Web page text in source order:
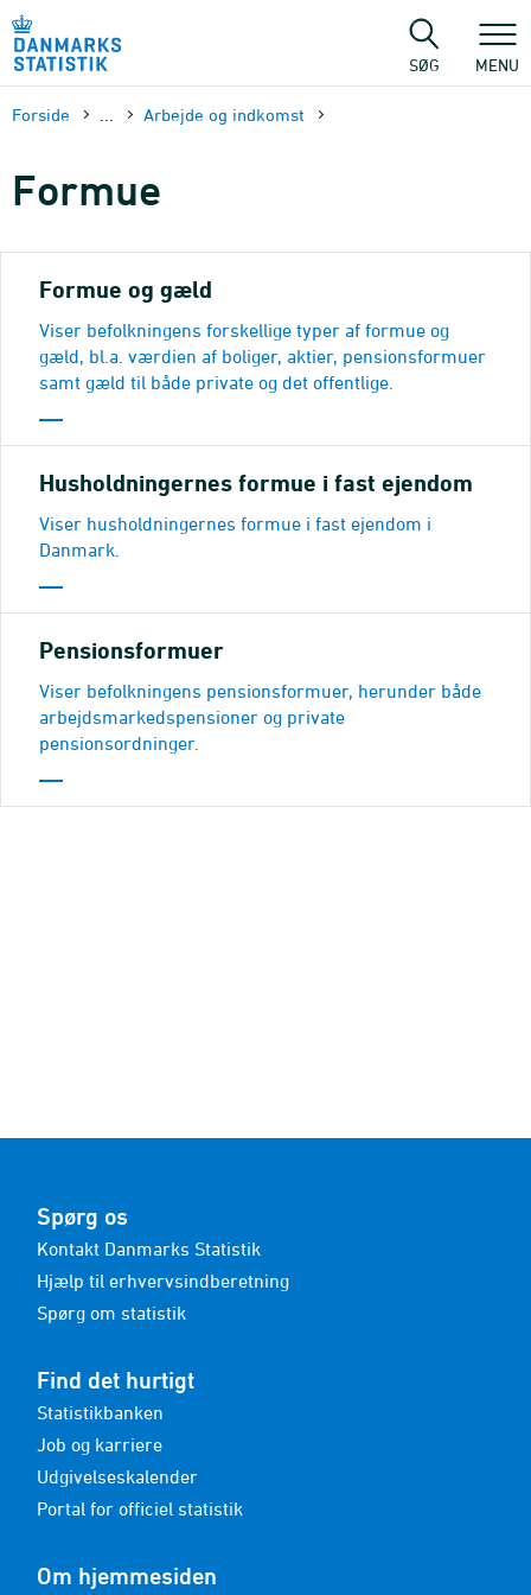
sidens
SØG MENU
Forside Arbejde og indkomst
Formue
Formue og gæld
Viser befolkningens forskellige typer af formue og
gæld, bl.a. værdien af boliger, aktier, pensionsformuer
samt gæld til både private og det offentlige.
Husholdningernes formue i fast ejendom
Viser husholdningernes formue i fast ejendom i
Danmark.
Pensionsformuer
Viser befolkningens pensionsformuer, herunder både
arbejdsmarkedspensioner og private
pensionsordninger.
Spørg os
Kontakt Danmarks Statistik
Hjælp til erhvervsindberetning
Spørg om statistik
Find det hurtigt
Statistikbanken
Job og karriere
Udgivelseskalender
Portal for officiel statistik
Om hjemmesiden